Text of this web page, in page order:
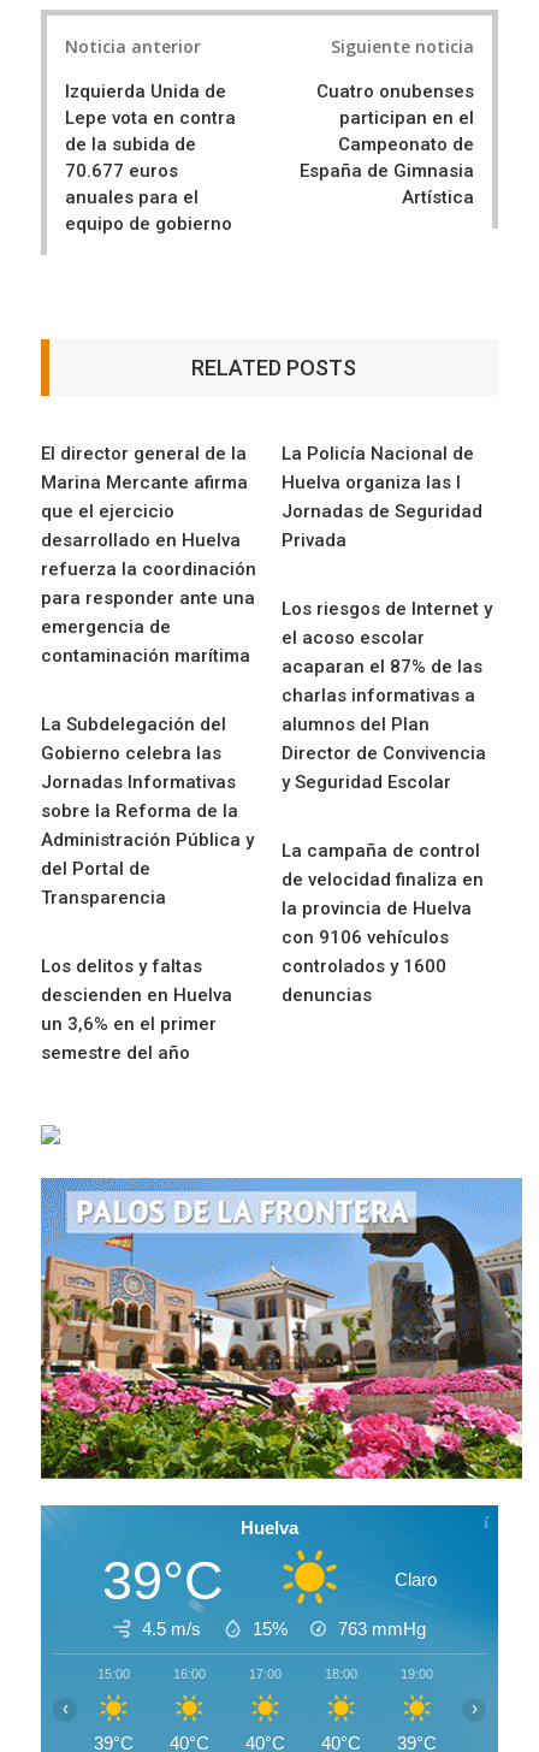
r
e
e
Noticia anterior
Izquierda Unida de
Lepe vota en contra
de la subida de
70.677 euros
anuales para el
equipo de gobierno
Siguiente noticia
Cuatro onubenses
participan en el
Campeonato de
España de Gimnasia
Artística
RELATED POSTS
El director general de la
Marina Mercante afirma
que el ejercicio
desarrollado en Huelva
refuerza la coordinación
para responder ante una
emergencia de
contaminación marítima
La Policía Nacional de
Huelva organiza las I
Jornadas de Seguridad
Privada
Los riesgos de Internet y
el acoso escolar
acaparan el 87% de las
charlas informativas a
alumnos del Plan
Director de Convivencia
y Seguridad Escolar
La Subdelegación del
Gobierno celebra las
Jornadas Informativas
sobre la Reforma de la
Administración Pública y
del Portal de
Transparencia
La campaña de control
de velocidad finaliza en
la provincia de Huelva
con 9106 vehículos
controlados y 1600
denuncias
Los delitos y faltas
descienden en Huelva
un 3,6% en el primer
semestre del año
Huelva
39°C Claro
4.5 m/s 15% 763 mmHg
15:00
39°C
16:00
40°C
17:00
40°C
18:00
40°C
19:00
39°C
‹ ›